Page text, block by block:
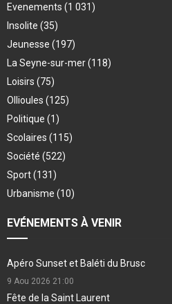
Evenements (1 031)
Insolite (35)
Jeunesse (197)
La Seyne-sur-mer(118)
Loisirs (75)
Ollioules (125)
Politique (1)
Scolaires (115)
Société (522)
Sport(131)
Urbanisme (10)
EVÉNEMENTS À VENIR
Apéro Sunset et Baléti du Brusc
9 Aou 2026 21:00
Fête de la Saint Laurent